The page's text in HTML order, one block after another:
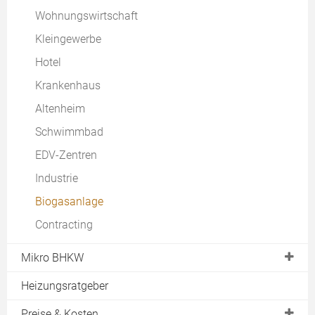
Wohnungswirtschaft
Kleingewerbe
Hotel
Krankenhaus
Altenheim
Schwimmbad
EDV-Zentren
Industrie
Biogasanlage
Contracting
Mikro BHKW
Einsatzbereiche
Stromerzeugende Heizung
Heizungsratgeber